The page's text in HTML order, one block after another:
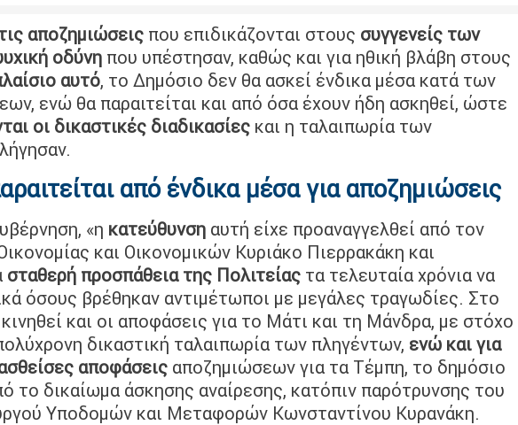
αποζημιώσεις που επιδικάζονται στους συγγενείς των
οδύνη που υπέστησαν, καθώς και για ηθική βλάβη στους
αυτό, το Δημόσιο δεν θα ασκεί ένδικα μέσα κατά των
ενώ θα παραιτείται και από όσα έχουν ήδη ασκηθεί, ώστε
οι δικαστικές διαδικασίες και η ταλαιπωρία των
από ένδικα μέσα για αποζημιώσεις
«η κατεύθυνση αυτή είχε προαναγγελθεί από τον
και Οικονομικών Κυριάκο Πιερρακάκη και
σταθερή προσπάθεια της Πολιτείας τα τελευταία χρόνια να
όσους βρέθηκαν αντιμέτωποι με μεγάλες τραγωδίες. Στο
κινηθεί και οι αποφάσεις για το Μάτι και τη Μάνδρα, με στόχο
δικαστική ταλαιπωρία των πληγέντων, ενώ και για
αποφάσεις αποζημιώσεων για τα Τέμπη, το δημόσιο
το δικαίωμα άσκησης αναίρεσης, κατόπιν παρότρυνσης του
Υποδομών και Μεταφορών Κωνσταντίνου Κυρανάκη.